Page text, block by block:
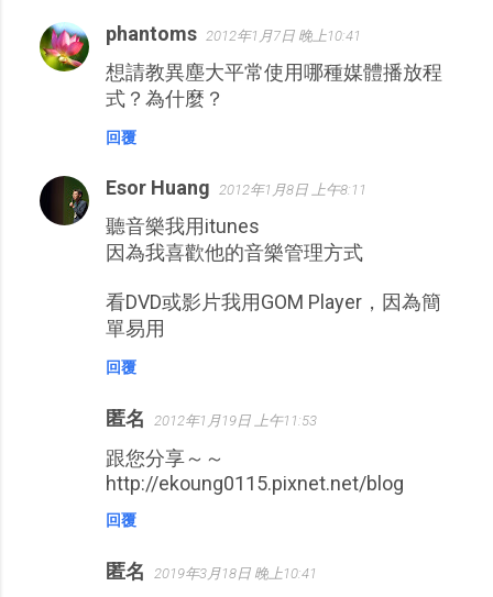
phantoms 2012年1月7日 晚上10:41
想請教異塵大平常使用哪種媒體播放程
式？為什麼？
回覆
Esor Huang 2012年1月8日 上午8:11
聽音樂我用itunes
因為我喜歡他的音樂管理方式
看DVD或影片我用GOM Player，因為簡
單易用
回覆
匿名 2012年1月19日 上午11:53
跟您分享～～
http://ekoung0115.pixnet.net/blog
回覆
匿名 2019年3月18日 晚上10:41